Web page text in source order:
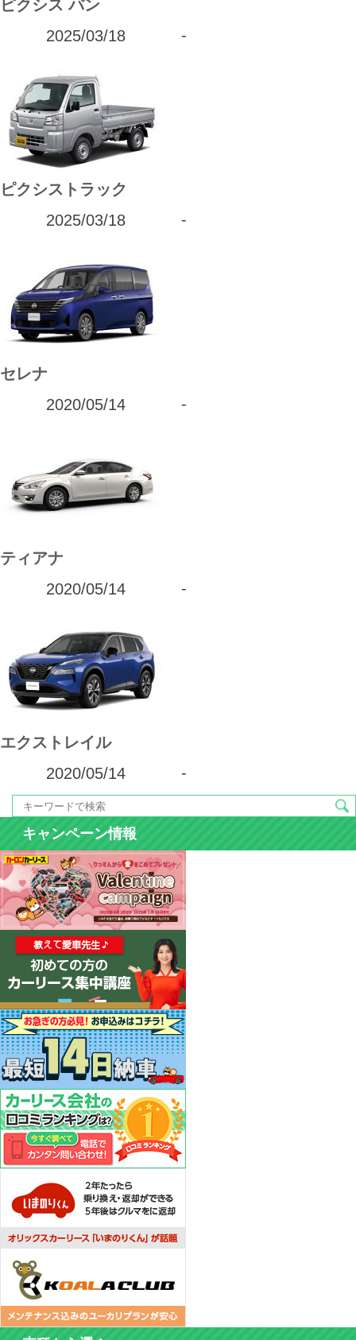
ピクシス バン
2025/03/18
-
ピクシストラック
2025/03/18
-
セレナ
2020/05/14
-
ティアナ
2020/05/14
-
エクストレイル
2020/05/14
-
キャンペーン情報